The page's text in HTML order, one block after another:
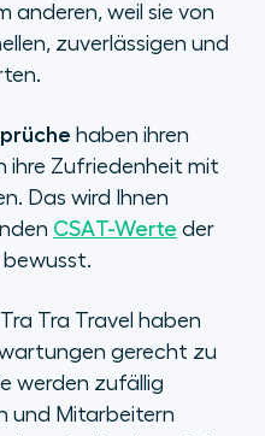
anderen, weil sie von
zuverlässigen und
haben ihren
ihre Zufriedenheit mit
Das wird Ihnen
CSAT-Werte der
bewusst.
Tra Travel haben
gerecht zu
werden zufällig
und Mitarbeitern